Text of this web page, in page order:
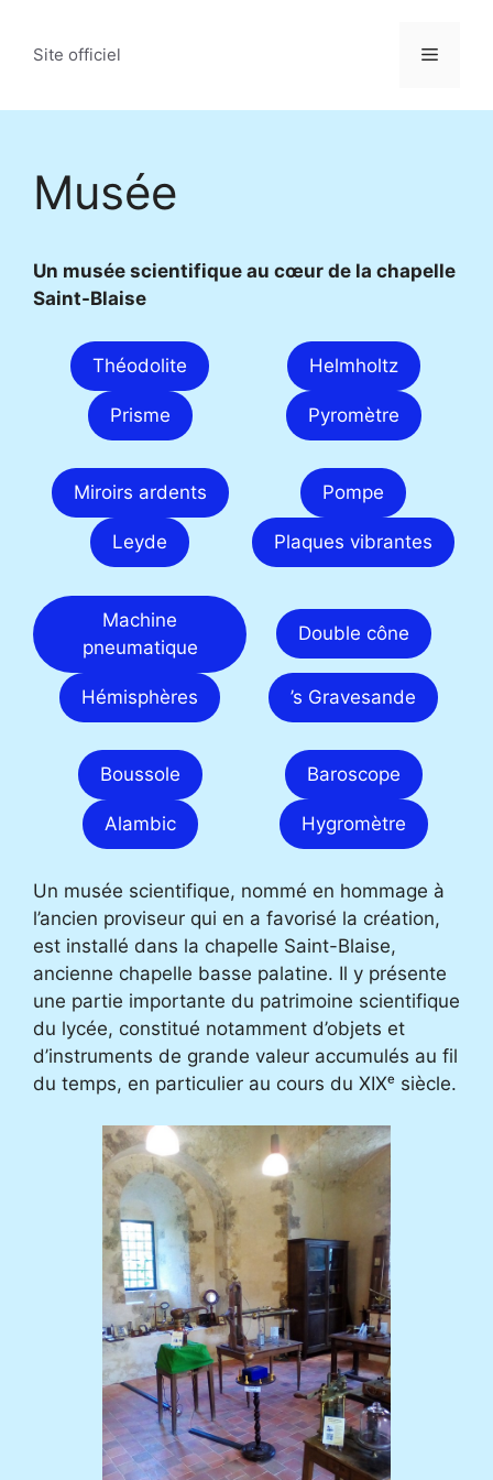
contenu
Site officiel Menu
Musée
Un musée scientifique au cœur de la chapelle
Saint-Blaise
Théodolite Helmholtz
Prisme Pyromètre
Miroirs ardents Pompe
Leyde Plaques vibrantes
Machine
pneumatique
Double cône
Hémisphères ’s Gravesande
Boussole Baroscope
Alambic Hygromètre
Un musée scientifique, nommé en hommage à
l’ancien proviseur qui en a favorisé la création,
est installé dans la chapelle Saint-Blaise,
ancienne chapelle basse palatine. Il y présente
une partie importante du patrimoine scientifique
du lycée, constitué notamment d’objets et
d’instruments de grande valeur accumulés au fil
du temps, en particulier au cours du XIXᵉ siècle.